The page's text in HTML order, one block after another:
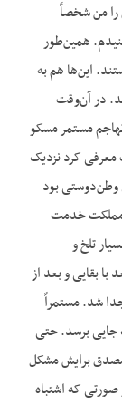
را من شخصاً
همین‌طور
این‌ها هم به
در آن‌وقت
مستمر مسکو
کرد نزدیک
وطن‌دوستی بود
مملکت خدمت
تلخ و
بقایی و بعد از
شد. مستمراً
جایی برسد. حتی
برایش مشکل
که اشتباه